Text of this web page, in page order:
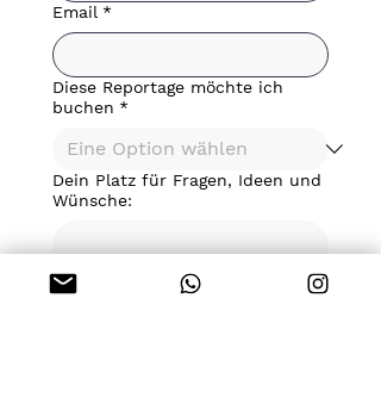
Email *
Diese Reportage möchte ich
buchen *
Dein Platz für Fragen, Ideen und
Wünsche: